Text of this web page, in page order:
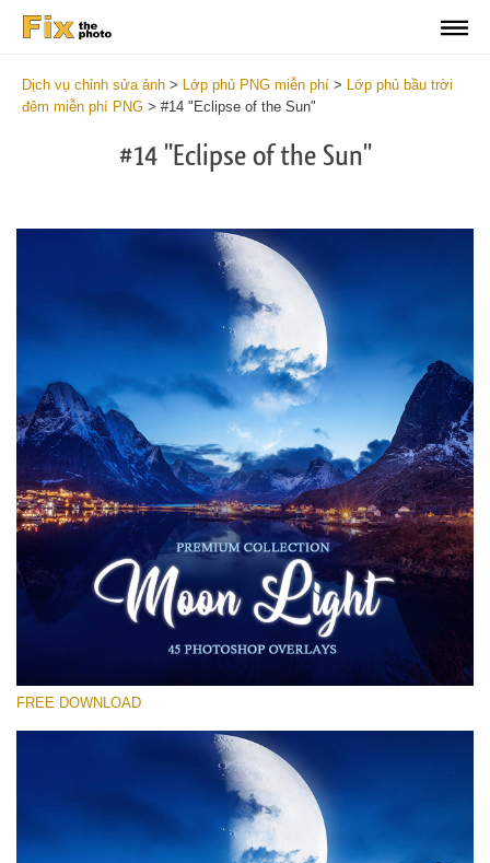
Dịch vụ chỉnh sửa ảnh > Lớp phủ PNG miễn phí > Lớp phủ bầu trời
đêm miễn phí PNG > #14 "Eclipse of the Sun"
#14 "Eclipse of the Sun"
Xin hãy lựa chọn
Free Moon Overlay #14
Small 800*533px
(45 Overlays)
Large 6000*4000px
FREE DOWNLOAD